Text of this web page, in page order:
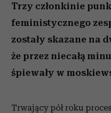
Trzy członkinie
feministycznego
zostały skazane na
że przez niecałą
śpiewały w
Trwający pół roku